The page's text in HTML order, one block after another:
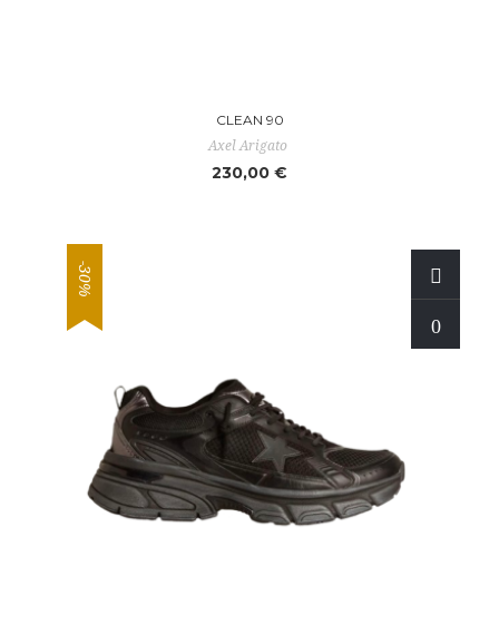
CLEAN 90
Axel Arigato
230,00 €
-30%